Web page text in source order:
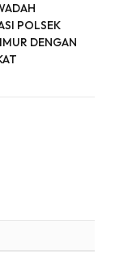
POLSEK
DENGAN